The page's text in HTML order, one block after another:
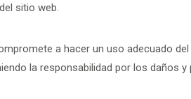
sitio web.
a hacer un uso adecuado
la responsabilidad por los daños